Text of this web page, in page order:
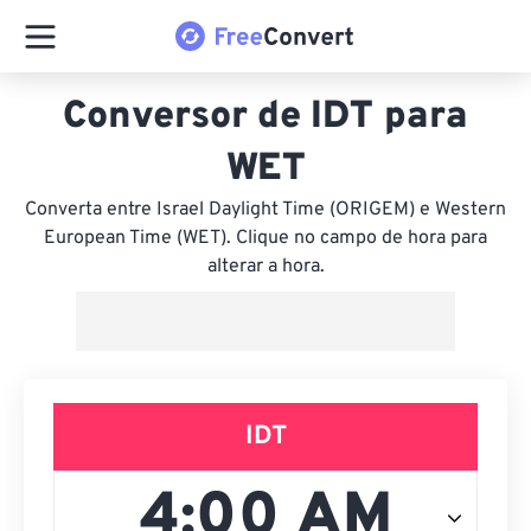
Conversor de IDT para
WET
Converta entre Israel Daylight Time (ORIGEM) e Western
European Time (WET). Clique no campo de hora para
alterar a hora.
IDT